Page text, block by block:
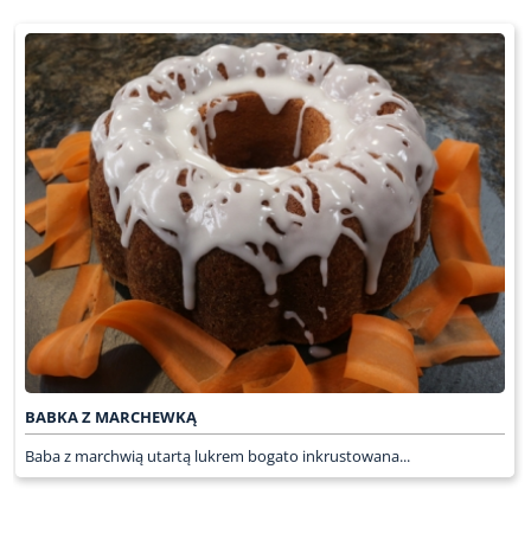
BABKA Z MARCHEWKĄ
Baba z marchwią utartą lukrem bogato inkrustowana...